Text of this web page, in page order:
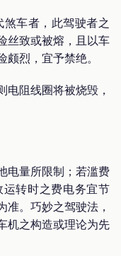
车者，此驾驶者之
丝致或被熔，且以车
烈，宜予禁绝。
阻线圈将被烧毁，
电量所限制；若滥费
转时之费电务宜节
。巧妙之驾驶法，
机之构造或理论为先